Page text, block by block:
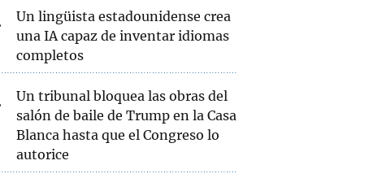
Un lingüista estadounidense crea
una IA capaz de inventar idiomas
completos
Un tribunal bloquea las obras del
salón de baile de Trump en la Casa
Blanca hasta que el Congreso lo
autorice